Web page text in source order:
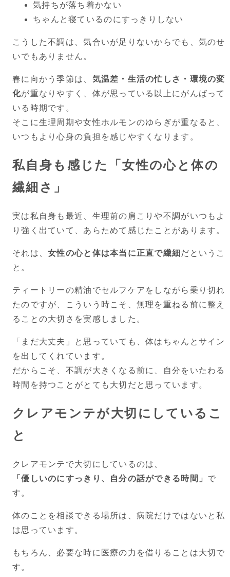
気持ちが落ち着かない
ちゃんと寝ているのにすっきりしない
こうした不調は、気合いが足りないからでも、気のせ
いでもありません。
春に向かう季節は、 気温差・生活の忙しさ・環境の変
化が重なりやすく、体が思っている以上にがんばって
いる時期です。
そこに生理周期や女性ホルモンのゆらぎが重なると、
いつもより心身の負担を感じやすくなります。
私自身も感じた「女性の心と体の
繊細さ」
実は私自身も最近、生理前の肩こりや不調がいつもよ
り強く出ていて、あらためて感じたことがあります。
それは、女性の心と体は本当に正直で繊細 だというこ
と。
ティートリーの精油でセルフケアをしながら乗り切れ
たのですが、こういう時こそ、無理を重ねる前に整え
ることの大切さを実感しました。
「まだ大丈夫」と思っていても、体はちゃんとサイン
を出してくれています。
だからこそ、不調が大きくなる前に、自分をいたわる
時間を持つことがとても大切だと思っています。
クレアモンテが大切にしているこ
と
クレアモンテで大切にしているのは、
「優しいのにすっきり、自分の話ができる時間」 で
す。
体のことを相談できる場所は、病院だけではないと私
は思っています。
もちろん、必要な時に医療の力を借りることは大切で
す。